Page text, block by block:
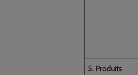
5. Produits